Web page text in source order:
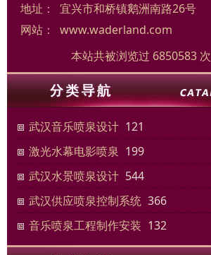
地址：
宜兴市和桥镇鹅洲南路26号
网站：
www.waderland.com
本站共被浏览过 6850583 次
武汉音乐喷泉设计 121
激光水幕电影喷泉 199
武汉水景喷泉设计 544
武汉供应喷泉控制系统 366
音乐喷泉工程制作安装 132